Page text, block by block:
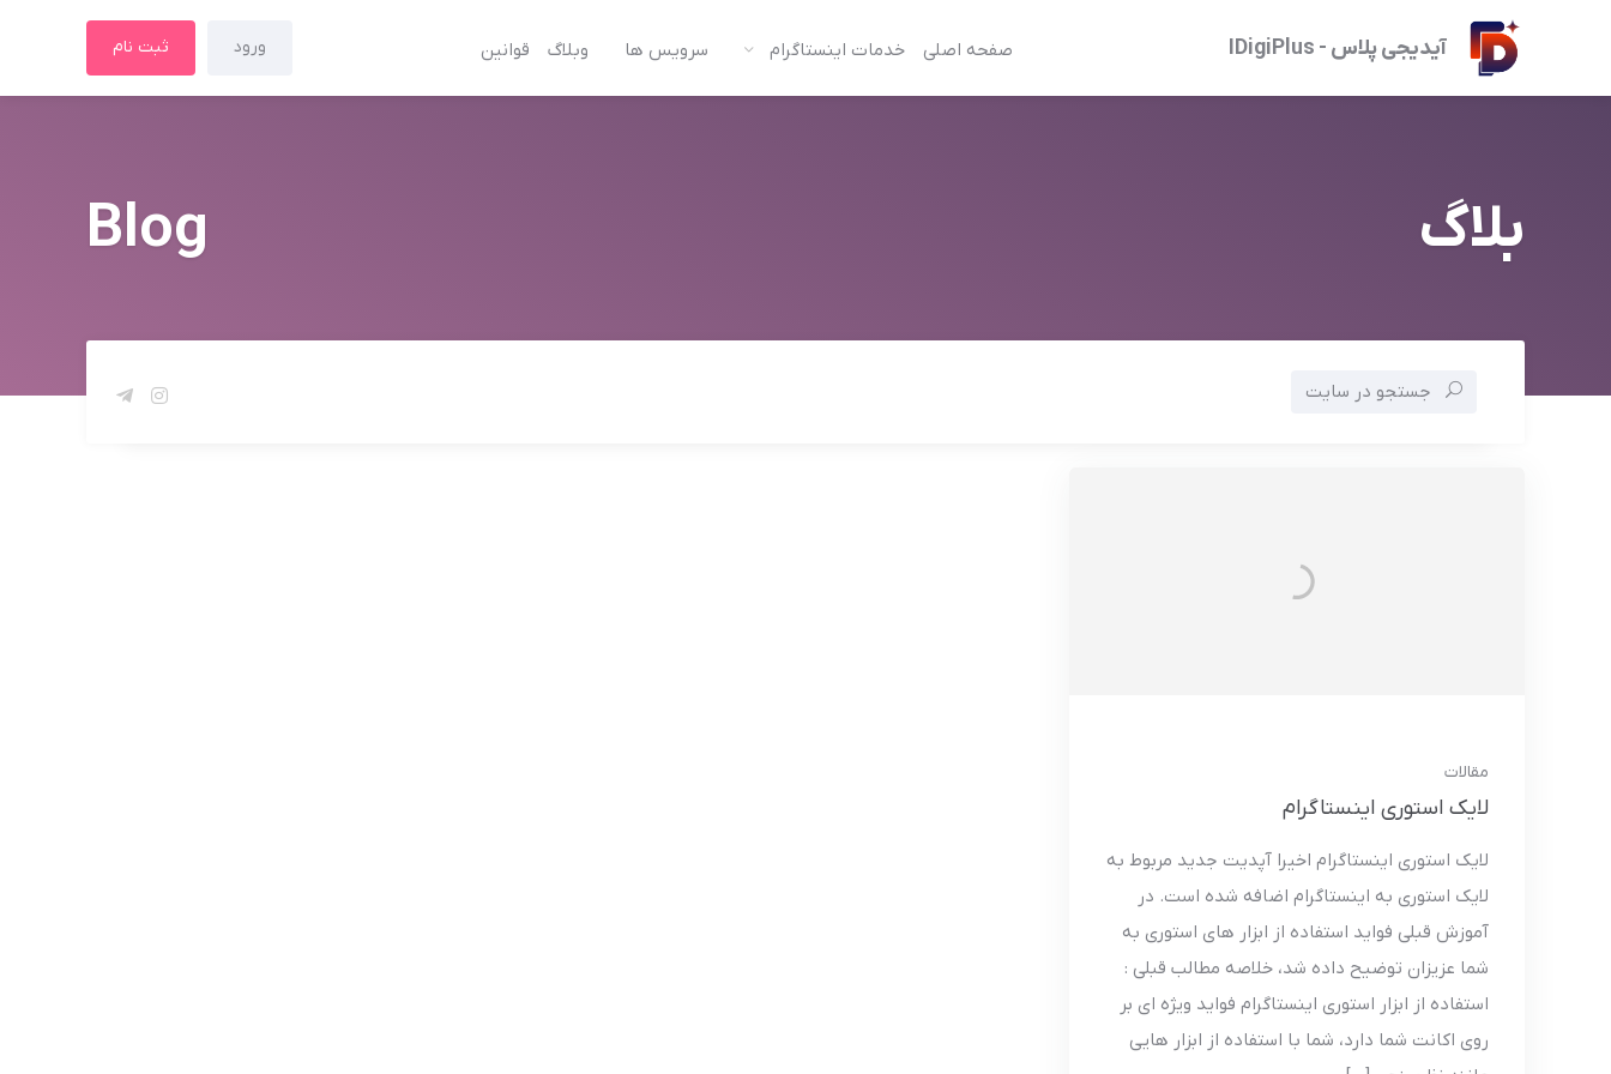
آیدیجی پلاس - IDigiPlus صفحه اصلی خدمات اینستاگرام سرویس ها وبلاگ قوانین ورود ثبت نام
بلاگ Blog
جستجو در سایت
مقالات
لایک استوری اینستاگرام
لایک استوری اینستاگرام اخیرا آپدیت جدید مربوط به
لایک استوری به اینستاگرام اضافه شده است. در
آموزش قبلی فواید استفاده از ابزار های استوری به
شما عزیزان توضیح داده شد، خلاصه مطالب قبلی :
استفاده از ابزار استوری اینستاگرام فواید ویژه ای بر
روی اکانت شما دارد، شما با استفاده از ابزار هایی